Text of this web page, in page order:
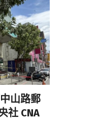
山路郵
社 CNA